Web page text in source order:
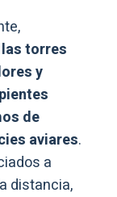
torres
y
de
aviares.
a
distancia,